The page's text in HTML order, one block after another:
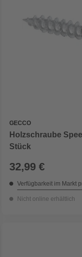
GECCO
Holzschraube
Stück
32,99 €
Verfügbarkeit im Markt
Nicht online erhältlich